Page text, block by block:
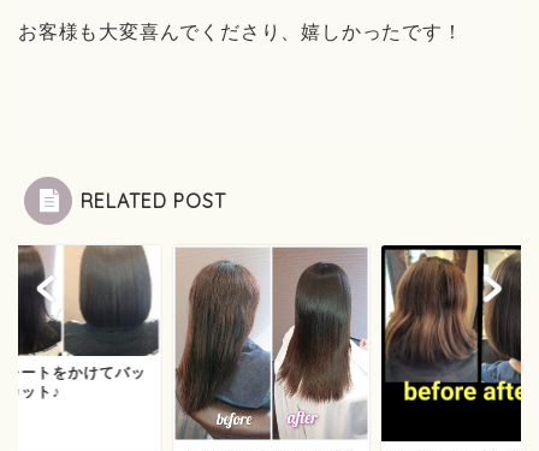
お客様も大変喜んでくださり、嬉しかったです！
RELATED POST
レートをかけてバッ
カット♪